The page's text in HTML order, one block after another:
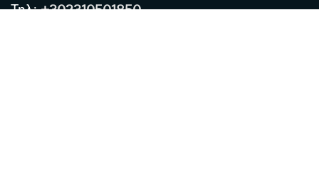
Τηλ:+302310501850